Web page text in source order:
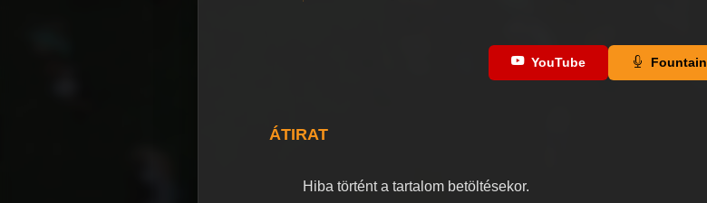
YouTube Fountain
ÁTIRAT
Hiba történt a tartalom betöltésekor.